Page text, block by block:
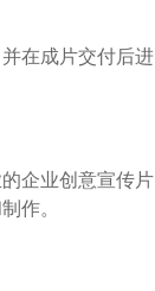
在成片交付后进
企业创意宣传片
作。